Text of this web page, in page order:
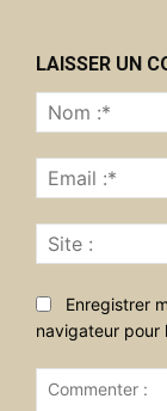
LAISSER UN
Enregistrer
navigateur pour